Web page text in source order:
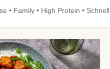
• Family • High Protein • Schnell